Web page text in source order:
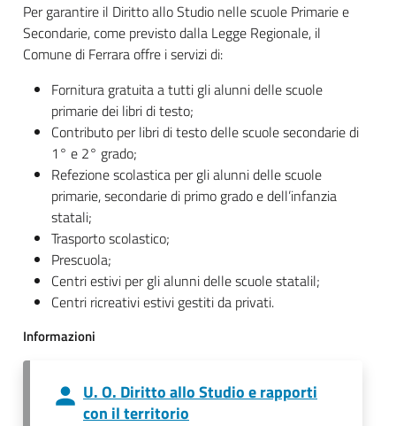
Per garantire il Diritto allo Studio nelle scuole Primarie e
Secondarie, come previsto dalla Legge Regionale, il
Comune di Ferrara offre i servizi di:
Fornitura gratuita a tutti gli alunni delle scuole
primarie dei libri di testo;
Contributo per libri di testo delle scuole secondarie di
1° e 2° grado;
Refezione scolastica per gli alunni delle scuole
primarie, secondarie di primo grado e dell’infanzia
statali;
Trasporto scolastico;
Prescuola;
Centri estivi per gli alunni delle scuole statalil;
Centri ricreativi estivi gestiti da privati.
Informazioni
U. O. Diritto allo Studio e rapporti
con il territorio